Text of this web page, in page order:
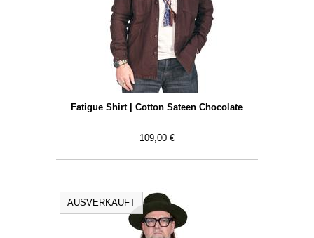
Fatigue Shirt | Cotton Sateen Chocolate
109,00 €
AUSVERKAUFT